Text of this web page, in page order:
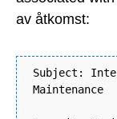
av åtkomst:
Subject:
Maintenance